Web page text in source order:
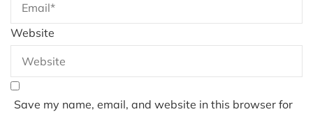
Website
Save my name, email, and website in this browser for